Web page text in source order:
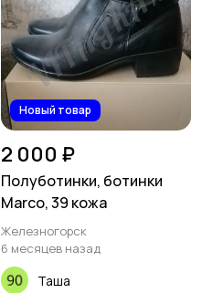
Новый товар
2 000 ₽
Полуботинки, ботинки
Marco, 39 кожа
Железногорск
6 месяцев назад
Таша